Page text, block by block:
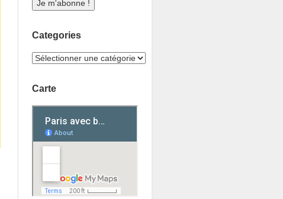
Categories
Carte